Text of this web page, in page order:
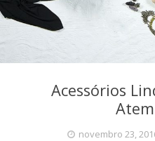
Acessórios
novembro 23,